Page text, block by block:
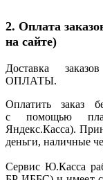
2. Оплата
на сайте)
Доставка
ОПЛАТЫ.
Оплатить заказ
с помощью
Яндекс.Касса).
деньги, наличные
Сервис Ю.Касса